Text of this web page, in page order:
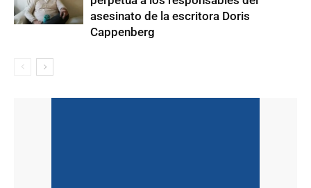
asesinato de la escritora Doris
Cappenberg